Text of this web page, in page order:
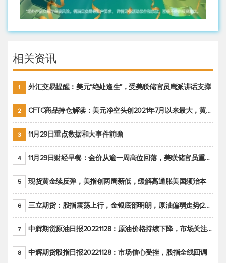
相关资讯
1 外汇交易提醒：美元“绝处逢生”，受美联储官员鹰派讲话支撑
2 CFTC商品持仓解读：美元净空头创2021年7月以来最大，黄金期货投机性净多头头寸减少
3 11月29日重点数据和大事件前瞻
4 11月29日财经早餐：金价从逾一周高位回落，美联储官员重申鹰派立场推动美元回升
5 现货黄金续反弹，美指创两周新低，缓解高通胀美国须治本
6 三立期货：股指震荡上行，金银底部明朗，原油偏弱走势(20221128收评)
7 中辉期货原油日报20221128：原油价格持续下降，市场关注OPEC+新一轮产能政策
8 中辉期货股指日报20221128：市场信心受挫，股指全线回调